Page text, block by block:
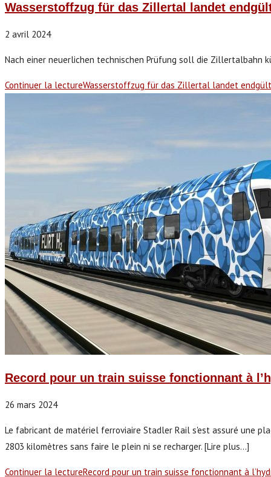
Wasserstoffzug für das Zillertal landet
2 avril 2024
Nach einer neuerlichen technischen Prüfung soll die
Continuer la lectureWasserstoffzug für das Zillertal landet
Record pour un train suisse fonctionnant à
26 mars 2024
Le fabricant de matériel ferroviaire Stadler Rail s'est assuré une
2803 kilomètres sans faire le plein ni se recharger. [Lire plus...]
Continuer la lectureRecord pour un train suisse fonctionnant à